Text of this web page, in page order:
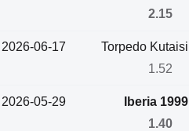
2.15
2026-06-17 Torpedo Kutaisi
1.52
2026-05-29 Iberia 1999
1.40